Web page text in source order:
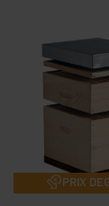
PRIX